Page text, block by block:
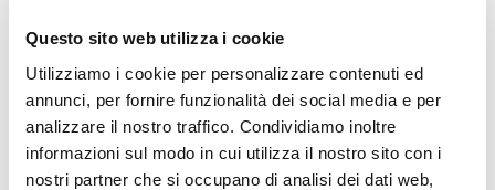
Questo sito web utilizza i cookie
Utilizziamo i cookie per personalizzare contenuti ed
annunci, per fornire funzionalità dei social media e per
analizzare il nostro traffico. Condividiamo inoltre
informazioni sul modo in cui utilizza il nostro sito con i
nostri partner che si occupano di analisi dei dati web,